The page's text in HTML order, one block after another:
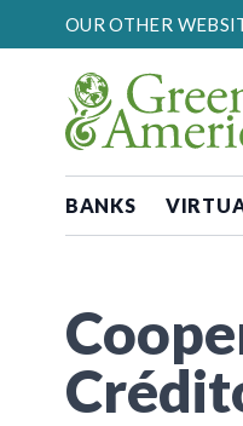
Skip to content
OUR OTHER
BANKS